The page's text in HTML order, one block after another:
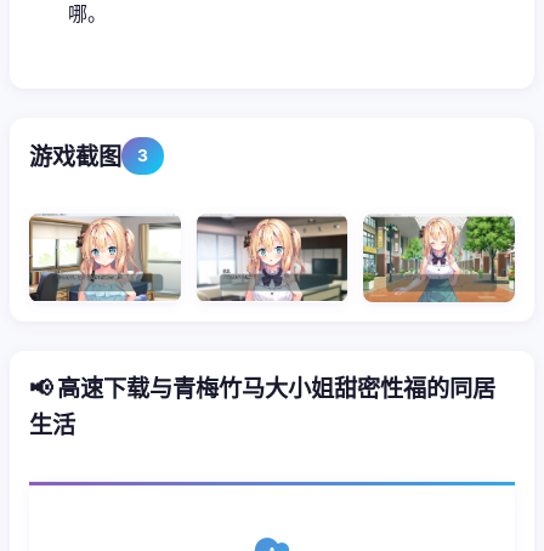
哪。
游戏截图 3
📢 高速下载与青梅竹马大小姐甜密性福的同居
生活